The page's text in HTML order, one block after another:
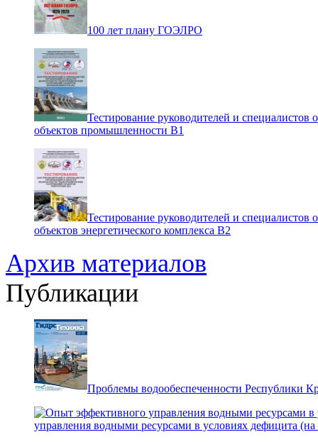
100 лет плану ГОЭЛРО
Тестирование руководителей и специалистов
объектов промышленности В1
Тестирование руководителей и специалистов
объектов энергетического комплекса В2
Архив материалов
Публикации
Проблемы водообеспеченности Республики
управления водными ресурсами в условиях дефицита